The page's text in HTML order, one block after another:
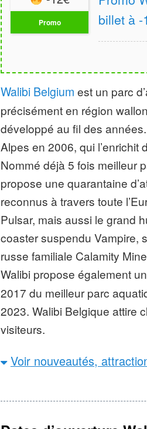
Promo
billet à -
Walibi Belgium est un parc
précisément en région
développé au fil des
Alpes en 2006, qui
Nommé déjà 5 fois meilleur
propose une quarantaine
reconnus à travers toute
Pulsar, mais aussi le grand
coaster suspendu Vampire,
russe familiale Calamity
Walibi propose également
2017 du meilleur parc
2023. Walibi Belgique attire
visiteurs.
Fréquentation Walibi
Nombre
montagnes russes,
Voir nouveautés,